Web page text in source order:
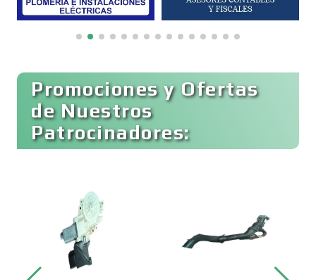
Cafeterías
Cámaras de Comercio
Promociones y Ofertas
de Nuestros
Patrocinadores: